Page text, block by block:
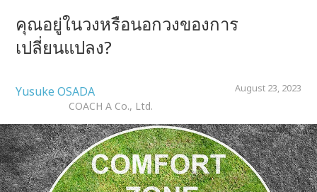
คุณอยู่ในวงหรือนอกวงของการ
เปลี่ยนแปลง?
Yusuke OSADA
COACH A Co., Ltd.
August 23, 2023